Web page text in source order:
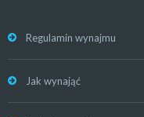
Regulamin wynajmu
Jak wynająć